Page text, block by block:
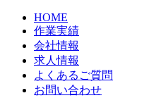
HOME
作業実績
会社情報
求人情報
よくあるご質問
お問い合わせ